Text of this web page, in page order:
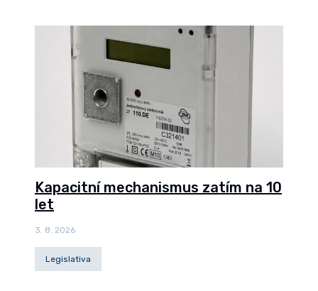
Kapacitní mechanismus zatím na 10
let
3. 8. 2026
Legislativa